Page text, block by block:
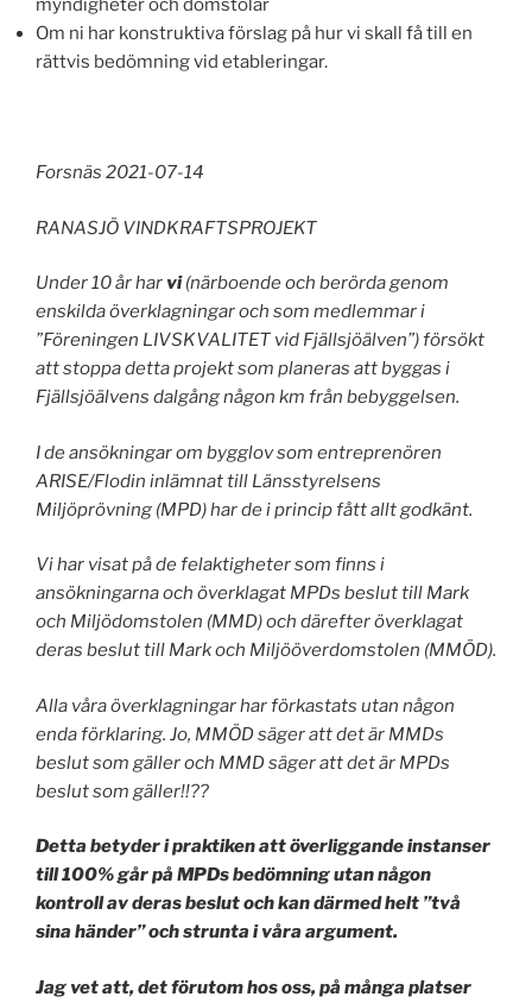
myndigheter och domstolar
Om ni har konstruktiva förslag på hur vi skall få till en
rättvis bedömning vid etableringar.
Forsnäs 2021-07-14
RANASJÖ VINDKRAFTSPROJEKT
Under 10 år har vi(närboende och berörda genom
enskilda överklagningar och som medlemmar i
”Föreningen LIVSKVALITET vid Fjällsjöälven”) försökt
att stoppa detta projekt som planeras att byggas i
Fjällsjöälvens dalgång någon km från bebyggelsen.
I de ansökningar om bygglov som entreprenören
ARISE/Flodin inlämnat till Länsstyrelsens
Miljöprövning (MPD) har de i princip fått allt godkänt.
Vi har visat på de felaktigheter som finns i
ansökningarna och överklagat MPDs beslut till Mark
och Miljödomstolen (MMD) och därefter överklagat
deras beslut till Mark och Miljööverdomstolen (MMÖD).
Alla våra överklagningar har förkastats utan någon
enda förklaring. Jo, MMÖD säger att det är MMDs
beslut som gäller och MMD säger att det är MPDs
beslut som gäller!!??
Detta betyder i praktiken att överliggande instanser
till 100% går på MPDs bedömning utan någon
kontroll av deras beslut och kan därmed helt ”två
sina händer” och strunta i våra argument.
Jag vet att, det förutom hos oss, på många platser